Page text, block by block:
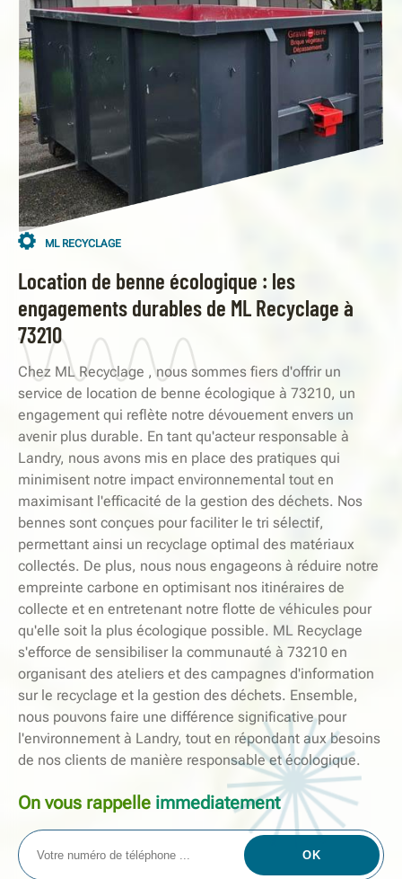
ML RECYCLAGE
Location de benne écologique : les
engagements durables de ML Recyclage à
73210
Chez ML Recyclage , nous sommes fiers d'offrir un
service de location de benne écologique à 73210, un
engagement qui reflète notre dévouement envers un
avenir plus durable. En tant qu'acteur responsable à
Landry, nous avons mis en place des pratiques qui
minimisent notre impact environnemental tout en
maximisant l'efficacité de la gestion des déchets. Nos
bennes sont conçues pour faciliter le tri sélectif,
permettant ainsi un recyclage optimal des matériaux
collectés. De plus, nous nous engageons à réduire notre
empreinte carbone en optimisant nos itinéraires de
collecte et en entretenant notre flotte de véhicules pour
qu'elle soit la plus écologique possible. ML Recyclage
s'efforce de sensibiliser la communauté à 73210 en
organisant des ateliers et des campagnes d'information
sur le recyclage et la gestion des déchets. Ensemble,
nous pouvons faire une différence significative pour
l'environnement à Landry, tout en répondant aux besoins
de nos clients de manière responsable et écologique.
On vous rappelle immediatement